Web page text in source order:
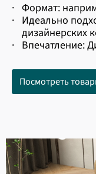
· Формат:
· Идеально
дизайнерских
· Впечатление:
Посмотреть